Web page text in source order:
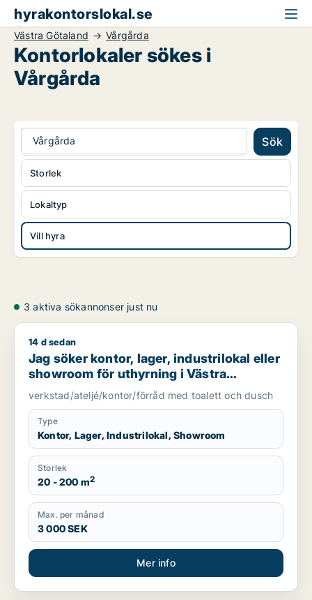
hyrakontorslokal.se
Västra Götaland Vårgårda
Kontorlokaler sökes i
Vårgårda
Vårgårda Sök
Lokaltyp
Vill hyra
Storlek
3 aktiva sökannonser just nu
Jag söker kontor, lager, industrilokal eller showroom för
14 d sedan
Jag söker kontor, lager, industrilokal eller
showroom för uthyrning i Västra
Götaland
verkstad/ateljé/kontor/förråd med toalett och dusch
Type
Kontor, Lager, Industrilokal, Showroom
Storlek
20 - 200 m2
Max. per månad
3 000 SEK
Mer info